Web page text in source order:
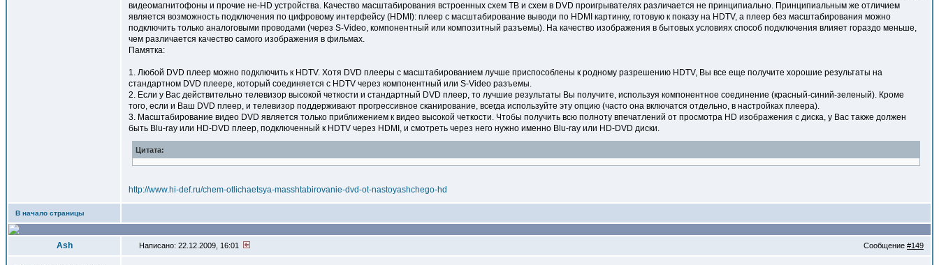
видеомагнитофоны и прочие не-HD устройства. Качество масштабирования встроенных схем ТВ и схем в DVD проигрывателях различается не принципиально. Принципиальным же отличием
является возможность подключения по цифровому интерфейсу (HDMI): плеер с масштабирование выводи по HDMI картинку, готовую к показу на HDTV, а плеер без масштабирования можно
подключить только аналоговыми проводами (через S-Video, компонентный или композитный разъемы). На качество изображения в бытовых условиях способ подключения влияет гораздо меньше,
чем различается качество самого изображения в фильмах.
Памятка:
1. Любой DVD плеер можно подключить к HDTV. Хотя DVD плееры с масштабированием лучше приспособлены к родному разрешению HDTV, Вы все еще получите хорошие результаты на
стандартном DVD плеере, который соединяется с HDTV через компонентный или S-Video разъемы.
2. Если у Вас действительно телевизор высокой четкости и стандартный DVD плеер, то лучшие результаты Вы получите, используя компонентное соединение (красный-синий-зеленый). Кроме
того, если и Ваш DVD плеер, и телевизор поддерживают прогрессивное сканирование, всегда используйте эту опцию (часто она включатся отдельно, в настройках плеера).
3. Масштабирование видео DVD является только приближением к видео высокой четкости. Чтобы получить всю полноту впечатлений от просмотра HD изображения с диска, у Вас также должен
быть Blu-ray или HD-DVD плеер, подключенный к HDTV через HDMI, и смотреть через него нужно именно Blu-ray или HD-DVD диски.
Цитата:
http://www.hi-def.ru/chem-otlichaetsya-masshtabirovanie-dvd-ot-nastoyashchego-hd
В начало страницы
Ash Написано: 22.12.2009, 16:01 Сообщение #149